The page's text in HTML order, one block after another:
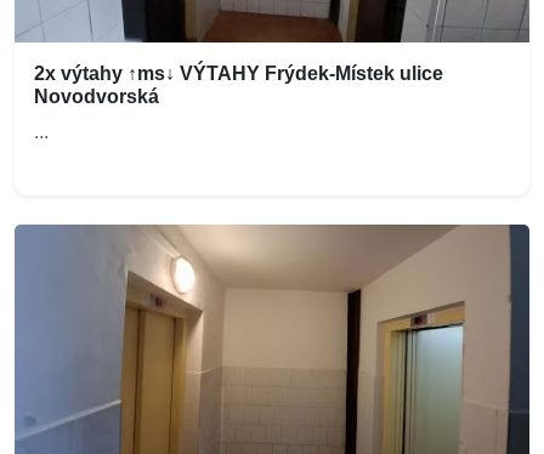
2x výtahy ↑ms↓ VÝTAHY Frýdek-Místek ulice
Novodvorská
...